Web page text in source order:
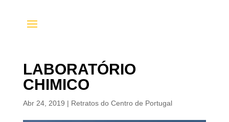
LABORATÓRIO
CHIMICO
Abr 24, 2019 | Retratos do Centro de Portugal